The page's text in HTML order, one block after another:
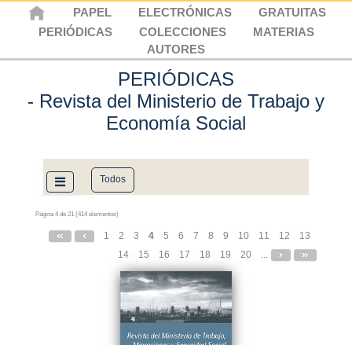
PAPEL ELECTRÓNICAS
GRATUITAS
PERIÓDICAS
COLECCIONES
MATERIAS
AUTORES
PERIÓDICAS
- Revista del Ministerio de Trabajo y
Economía Social
Todos
Página 4 de 21 (414 elementos)
1 2 3 4 5 6 7 8 9 10 11 12
13
14
15 16 17 18 19 20